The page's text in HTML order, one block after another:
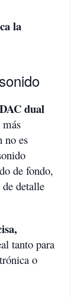
la
dual
no es
de fondo,
detalle
tanto para
o